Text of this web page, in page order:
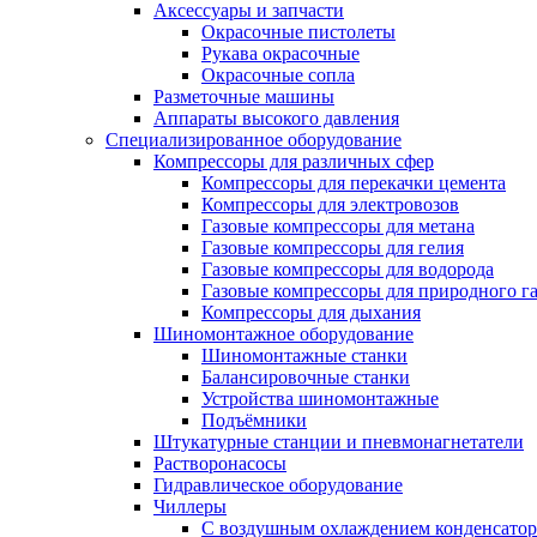
Аксессуары и запчасти
Окрасочные пистолеты
Рукава окрасочные
Окрасочные сопла
Разметочные машины
Аппараты высокого давления
Специализированное оборудование
Компрессоры для различных сфер
Компрессоры для перекачки цемента
Компрессоры для электровозов
Газовые компрессоры для метана
Газовые компрессоры для гелия
Газовые компрессоры для водорода
Газовые компрессоры для природного
Компрессоры для дыхания
Шиномонтажное оборудование
Шиномонтажные станки
Балансировочные станки
Устройства шиномонтажные
Подъёмники
Штукатурные станции и пневмонагнетатели
Растворонасосы
Гидравлическое оборудование
Чиллеры
С воздушным охлаждением